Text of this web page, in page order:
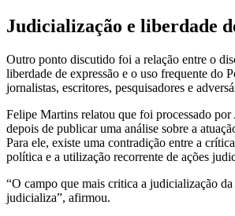
Judicialização e liberdade
Outro ponto discutido foi a relação entre o
liberdade de expressão e o uso frequente do
jornalistas, escritores, pesquisadores e
Felipe Martins relatou que foi processado por
depois de publicar uma análise sobre a
Para ele, existe uma contradição entre a
política e a utilização recorrente de ações
“O campo que mais critica a judicialização
judicializa”, afirmou.